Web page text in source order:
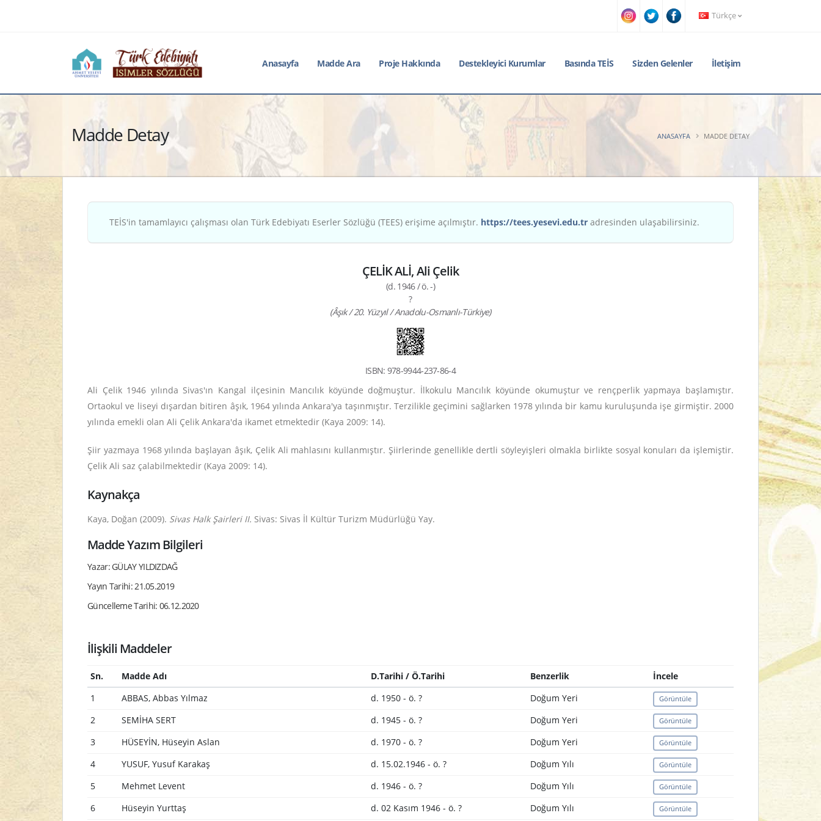
Türkçe
Anasayfa Madde Ara Proje Hakkında Destekleyici Kurumlar Basında TEİS Sizden Gelenler İletişim
Madde Detay ANASAYFA MADDE DETAY
TEİS'in tamamlayıcı çalışması olan Türk Edebiyatı Eserler Sözlüğü (TEES) erişime açılmıştır. https://tees.yesevi.edu.tr adresinden ulaşabilirsiniz.
ÇELİK ALİ, Ali Çelik
(d. 1946 / ö. -)
?
(Âşık / 20. Yüzyıl / Anadolu-Osmanlı-Türkiye)
ISBN: 978-9944-237-86-4
Ali Çelik 1946 yılında Sivas'ın Kangal ilçesinin Mancılık köyünde doğmuştur. İlkokulu Mancılık köyünde okumuştur ve rençperlik yapmaya başlamıştır.
Ortaokul ve liseyi dışardan bitiren âşık, 1964 yılında Ankara'ya taşınmıştır. Terzilikle geçimini sağlarken 1978 yılında bir kamu kuruluşunda işe girmiştir. 2000
yılında emekli olan Ali Çelik Ankara'da ikamet etmektedir (Kaya 2009: 14).
Şiir yazmaya 1968 yılında başlayan âşık, Çelik Ali mahlasını kullanmıştır. Şiirlerinde genellikle dertli söyleyişleri olmakla birlikte sosyal konuları da işlemiştir.
Çelik Ali saz çalabilmektedir (Kaya 2009: 14).
Kaynakça
Kaya, Doğan (2009). Sivas Halk Şairleri II. Sivas: Sivas İl Kültür Turizm Müdürlüğü Yay.
Madde Yazım Bilgileri
Yazar: GÜLAY YILDIZDAĞ
Yayın Tarihi: 21.05.2019
Güncelleme Tarihi: 06.12.2020
İlişkili Maddeler
Sn. Madde Adı D.Tarihi / Ö.Tarihi Benzerlik
İncele
1
ABBAS, Abbas Yılmaz d. 1950 - ö. ? Doğum Yeri Görüntüle
2 SEMİHA SERT d. 1945 - ö. ? Doğum Yeri Görüntüle
3 HÜSEYİN, Hüseyin Aslan d. 1970 - ö. ? Doğum Yeri Görüntüle
4 YUSUF, Yusuf Karakaş d. 15.02.1946 - ö. ? Doğum Yılı Görüntüle
5 Mehmet Levent d. 1946 - ö. ? Doğum Yılı Görüntüle
6 Hüseyin Yurttaş d. 02 Kasım 1946 - ö. ? Doğum Yılı Görüntüle